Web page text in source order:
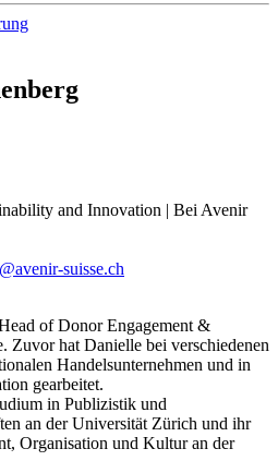
and Innovation | Bei Avenir
suisse.ch
of Donor Engagement &
Zuvor hat Danielle bei verschiedenen
Handelsunternehmen und in
gearbeitet.
in Publizistik und
an der Universität Zürich und ihr
Organisation und Kultur an der